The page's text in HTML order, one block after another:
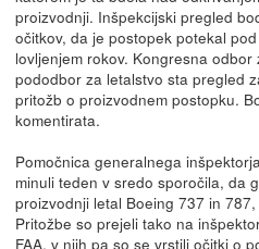
proizvodnji. Inšpekcijski pregled
očitkov, da je postopek potekal
lovljenjem rokov. Kongresna
pododbor za letalstvo sta pregled
pritožb o proizvodnem postopku.
komentirata.
Pomočnica generalnega
minuli teden v sredo sporočila, da
proizvodnji letal Boeing 737 in
Pritožbe so prejeli tako na
FAA, v njih pa so se vrstili očitki o